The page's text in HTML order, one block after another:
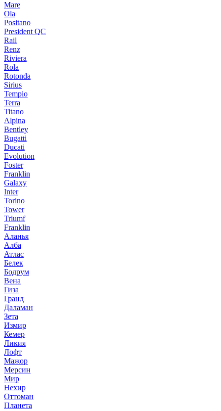
Mare
Ola
Positano
President QC
Rail
Renz
Riviera
Rola
Rotonda
Sirius
Tempio
Terra
Titano
Alpina
Bentley
Bugatti
Ducati
Evolution
Foster
Franklin
Galaxy
Inter
Torino
Tower
Triumf
Franklin
Аланья
Алба
Атлас
Белек
Бодрум
Вена
Гиза
Гранд
Даламан
Зета
Измир
Кемер
Ликия
Лофт
Мажор
Мерсин
Мир
Нехир
Оттоман
Планета